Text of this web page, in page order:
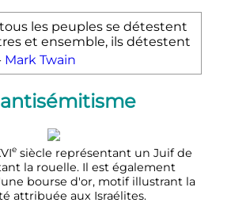
les peuples se détestent
et ensemble, ils détestent
Mark Twain
e siècle représentant un Juif de
la rouelle. Il est également
bourse d'or, motif illustrant la
attribuée aux Israélites.